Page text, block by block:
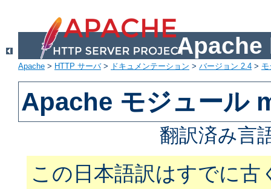
Apache
Apache > HTTP サーバ> ドキュメンテーション > バージョン 2.4 >
Apache モジュール
翻訳済み言
この日本語訳はすでに古